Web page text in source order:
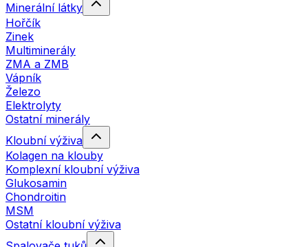
Minerální látky
Hořčík
Zinek
Multiminerály
ZMA a ZMB
Vápník
Železo
Elektrolyty
Ostatní minerály
Kloubní výživa
Kolagen na klouby
Komplexní kloubní výživa
Glukosamin
Chondroitin
MSM
Ostatní kloubní výživa